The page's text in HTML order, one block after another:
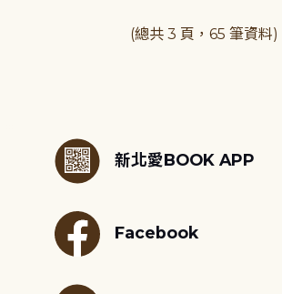
(總共 3 頁，65 筆資料)
新北愛BOOK APP
Facebook